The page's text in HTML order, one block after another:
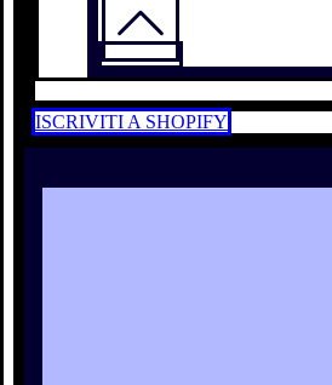
ISCRIVITI A SHOPIFY